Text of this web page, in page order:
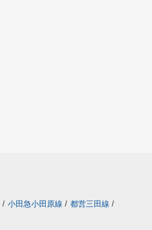
/ 小田急小田原線 / 都営三田線 /